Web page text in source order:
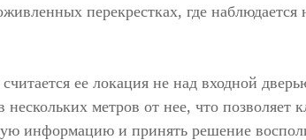
перекрестках, где наблюдается
ее локация не над входной
метров от нее, что позволяет
информацию и принять решение